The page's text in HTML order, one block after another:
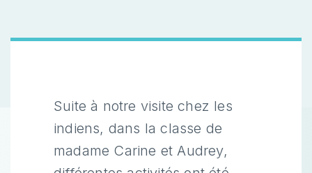
Suite à notre visite chez les
indiens, dans la classe de
madame Carine et Audrey,